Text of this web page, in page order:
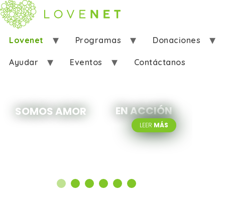
Lovenet Programas Donaciones
Ayudar Eventos Contáctanos
SOMOS AMOR
LEER MÁS
EN ACCIÓN